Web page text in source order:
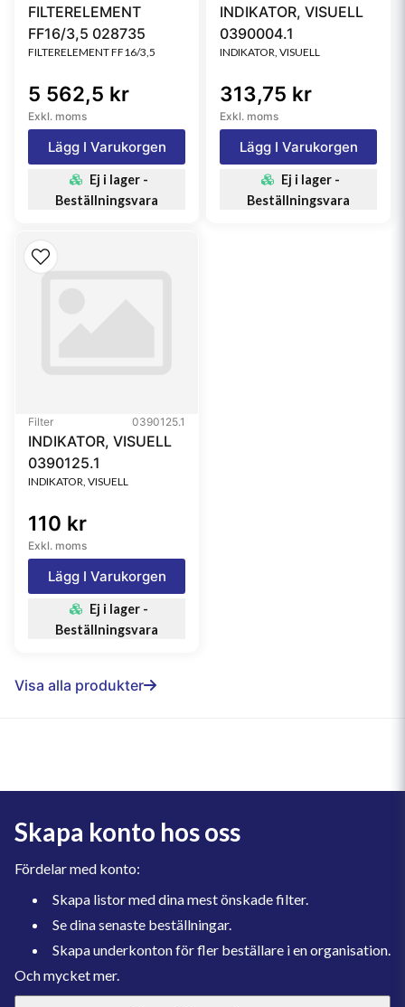
FILTERELEMENT
FF16/3,5 028735
FILTERELEMENT FF16/3,5
5 562,5 kr
Exkl. moms
Lägg I Varukorgen
Ej i lager -
Beställningsvara
INDIKATOR, VISUELL
0390004.1
INDIKATOR, VISUELL
313,75 kr
Exkl. moms
Lägg I Varukorgen
Ej i lager -
Beställningsvara
Filter 0390125.1
INDIKATOR, VISUELL
0390125.1
INDIKATOR, VISUELL
110 kr
Exkl. moms
Lägg I Varukorgen
Ej i lager -
Beställningsvara
Visa alla produkter
Skapa konto hos oss
Fördelar med konto:
Skapa listor med dina mest önskade filter.
Se dina senaste beställningar.
Skapa underkonton för fler beställare i en organisation.
Och mycket mer.